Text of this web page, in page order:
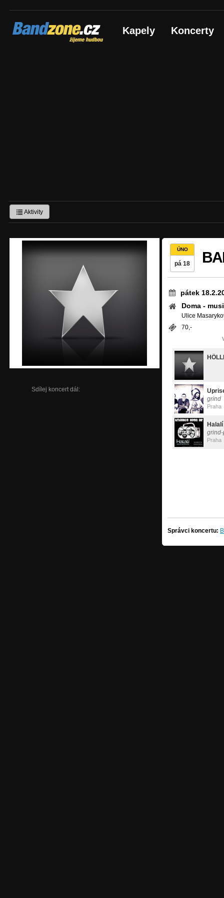
Bandzone.cz
žijeme hudbou Kapely Koncerty
Aktivity
Sdílej koncert dál:
ÚNO
pá 18
pátek
Doma -
Ulice Masarykova
70,-
grind
Praha
Halalí
Praha
Správci koncertu: